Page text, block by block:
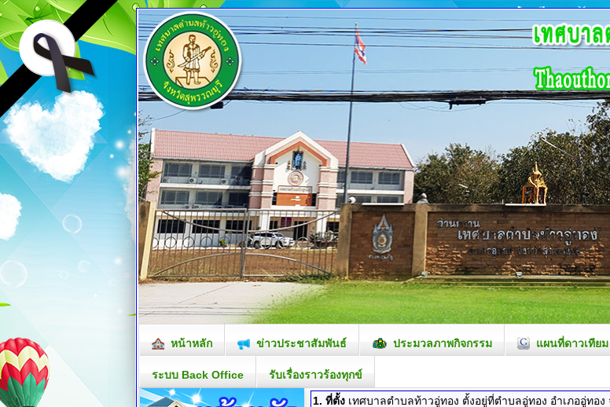
หน้าหลัก ข่าวประชาสัมพันธ์ ประมวลภาพกิจกรรม แผนที่ดาวเทียม
ระบบ Back Office รับเรื่องราวร้องทุกข์
1. ที่ตั้ง เทศบาลตำบลท้าวอู่ทอง ตั้งอยู่ที่ตำบลอู่ทอง อำเภออู่ทอ